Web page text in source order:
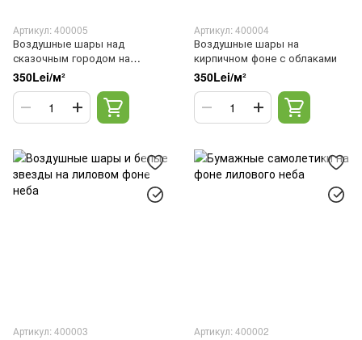
Артикул: 400005
Воздушные шары над
сказочным городом на
голубом фоне неба
350Lei/м²
Артикул: 400004
Воздушные шары на
кирпичном фоне с облаками
350Lei/м²
Артикул: 400003 Артикул: 400002